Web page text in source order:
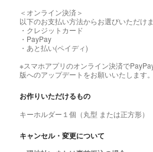
＜オンライン決済＞
以下のお支払い方法からお選びいただけま
・クレジットカード
・PayPay
・あと払い(ペイディ)
※スマホアプリのオンライン決済で
版へのアップデートをお願いいたします。
お作りいただけるもの
キーホルダー１個（丸型 または正方形）
キャンセル・変更について